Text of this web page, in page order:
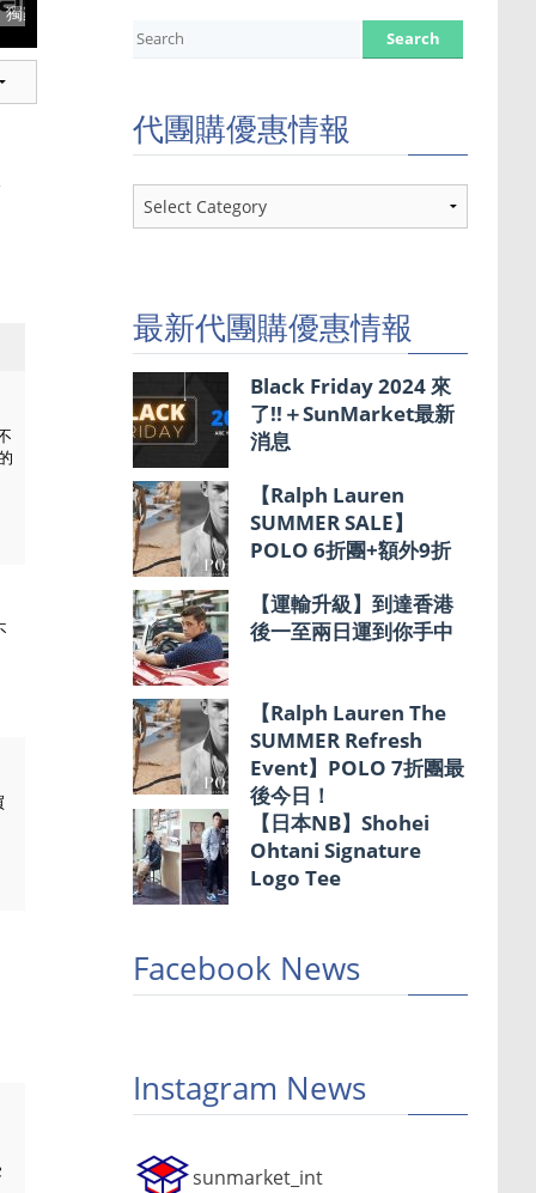
獨家75折優惠
代團購優惠情報
代
團
情
報
最新代團購優惠情報
Black Friday 2024 來
了!!＋SunMarket最新
消息
【Ralph Lauren
SUMMER SALE】
POLO 6折團+額外9折
【運輸升級】到達香港
後一至兩日運到你手中
【Ralph Lauren The
SUMMER Refresh
Event】POLO 7折團最
後今日！
【日本NB】Shohei
Ohtani Signature
Logo Tee
Facebook News
Instagram News
sunmarket_int